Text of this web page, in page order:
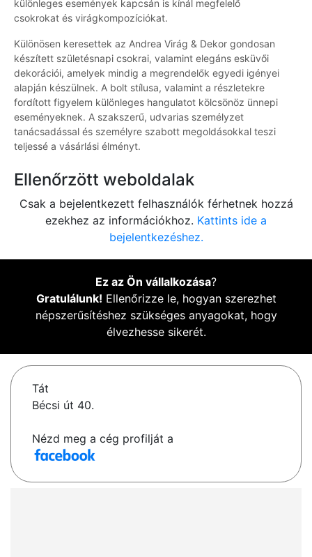
különleges események kapcsán is kínál megfelelő
csokrokat és virágkompozíciókat.
Különösen keresettek az Andrea Virág & Dekor gondosan
készített születésnapi csokrai, valamint elegáns esküvői
dekorációi, amelyek mindig a megrendelők egyedi igényei
alapján készülnek. A bolt stílusa, valamint a részletekre
fordított figyelem különleges hangulatot kölcsönöz ünnepi
eseményeknek. A szakszerű, udvarias személyzet
tanácsadással és személyre szabott megoldásokkal teszi
teljessé a vásárlási élményt.
Ellenőrzött weboldalak
Csak a bejelentkezett felhasználók férhetnek hozzá
ezekhez az információkhoz. Kattints ide a
bejelentkezéshez.
Ez az Ön vállalkozása?
Gratulálunk! Ellenőrizze le, hogyan szerezhet
népszerűsítéshez szükséges anyagokat, hogy
élvezhesse sikerét.
Tát
Bécsi út 40.
Nézd meg a cég profilját a